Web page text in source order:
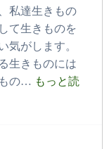
私達生きもの
て生きものを
気がします。
生きものには
の… もっと読